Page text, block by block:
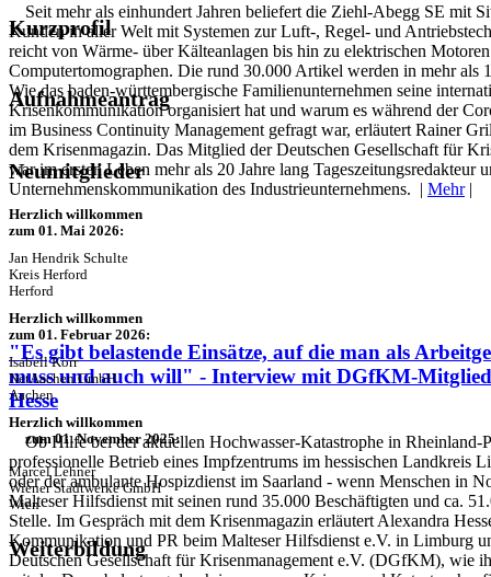
Seit mehr als einhundert Jahren beliefert die Ziehl-Abegg SE mit
Kunden in aller Welt mit Systemen zur Luft-, Regel- und
reicht von Wärme- über Kälteanlagen bis hin zu elektrischen
Computertomographen. Die rund 30.000 Artikel werden in mehr als
Wie das baden-württembergische Familienunternehmen seine
Krisenkommunikation organisiert hat und warum es während der
im Business Continuity Management gefragt war, erläutert Rainer
dem Krisenmagazin. Das Mitglied der Deutschen Gesellschaft für
war im ersten Leben mehr als 20 Jahre lang Tageszeitungsredakteur
Unternehmenskommunikation des Industrieunternehmens. | Mehr|
"Es gibt belastende Einsätze, auf die man als
muss und auch will" - Interview mit DGfKM-
Hesse
Ob Hilfe bei der aktuellen Hochwasser-Katastrophe in Rheinland-
professionelle Betrieb eines Impfzentrums im hessischen Landkreis
oder der ambulante Hospizdienst im Saarland - wenn Menschen in
Malteser Hilfsdienst mit seinen rund 35.000 Beschäftigten und ca.
Stelle. Im Gespräch mit dem Krisenmagazin erläutert Alexandra
Kommunikation und PR beim Malteser Hilfsdienst e.V. in Limburg
Deutschen Gesellschaft für Krisenmanagement e.V. (DGfKM), wie
Kurzprofil
Aufnahmeantrag
Neumitglieder
Herzlich willkommen
zum 01. Mai 2026:
Jan Hendrik Schulte
Kreis Herford
Herford
Herzlich willkommen
zum 01. Februar 2026:
Isabell Korr
NetAachen GmbH
Aachen
Herzlich willkommen
zum 01. November 2025:
Marcel Lehner
Wiener Stadtwerke GmbH
Wien
Weiterbildung